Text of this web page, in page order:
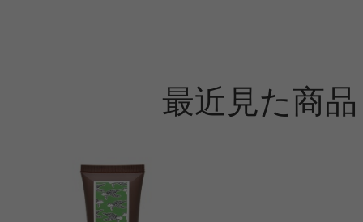
最近見た商品